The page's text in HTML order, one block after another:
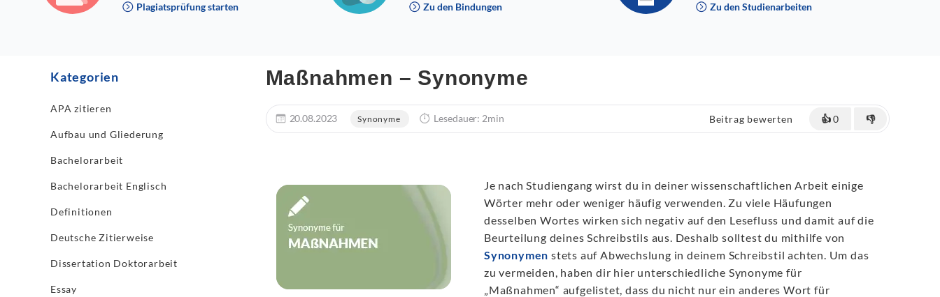
Plagiatsprüfung starten Zu den Bindungen Zu den Studienarbeiten
Kategorien
APA zitieren
Aufbau und Gliederung
Bachelorarbeit
Bachelorarbeit Englisch
Definitionen
Deutsche Zitierweise
Dissertation Doktorarbeit
Essay
Maßnahmen – Synonyme
20.08.2023 Synonyme Lesedauer: 2min Beitrag bewerten 👍0 👎
Je nach Studiengang wirst du in deiner wissenschaftlichen Arbeit einige
Wörter mehr oder weniger häufig verwenden. Zu viele Häufungen
desselben Wortes wirken sich negativ auf den Lesefluss und damit auf die
Beurteilung deines Schreibstils aus. Deshalb solltest du mithilfe von
Synonymen stets auf Abwechslung in deinem Schreibstil achten. Um das
zu vermeiden, haben dir hier unterschiedliche Synonyme für
„Maßnahmen“ aufgelistet, dass du nicht nur ein anderes Wort für